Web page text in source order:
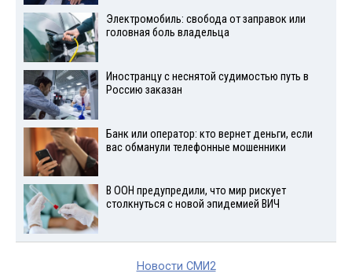
Электромобиль: свобода от заправок или
головная боль владельца
Иностранцу с неснятой судимостью путь в
Россию заказан
Банк или оператор: кто вернет деньги, если
вас обманули телефонные мошенники
В ООН предупредили, что мир рискует
столкнуться с новой эпидемией ВИЧ
Новости СМИ2